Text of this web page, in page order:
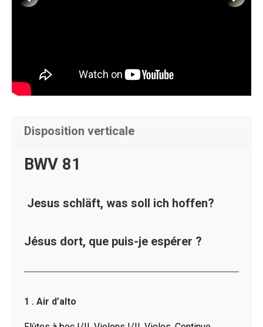
Disposition verticale
BWV 81
Jesus schläft, was soll ich hoffen?
Jésus dort, que puis-je espérer ?
1 . Air d’alto